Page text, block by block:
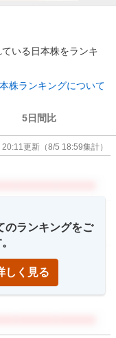
いる日本株をランキ
株ランキングについて
5日間比
20:11更新 （8/5 18:59集計）
のランキングをご
しく見る